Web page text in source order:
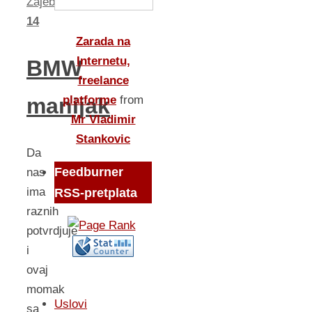
14
BMW
manijak
Da
nas
ima
raznih
potvrdjuje
i
ovaj
momak
sa
Zarada na
Internetu,
freelance
platforme from
Mr Vladimir
Stankovic
Feedburner
RSS-pretplata
Uslovi